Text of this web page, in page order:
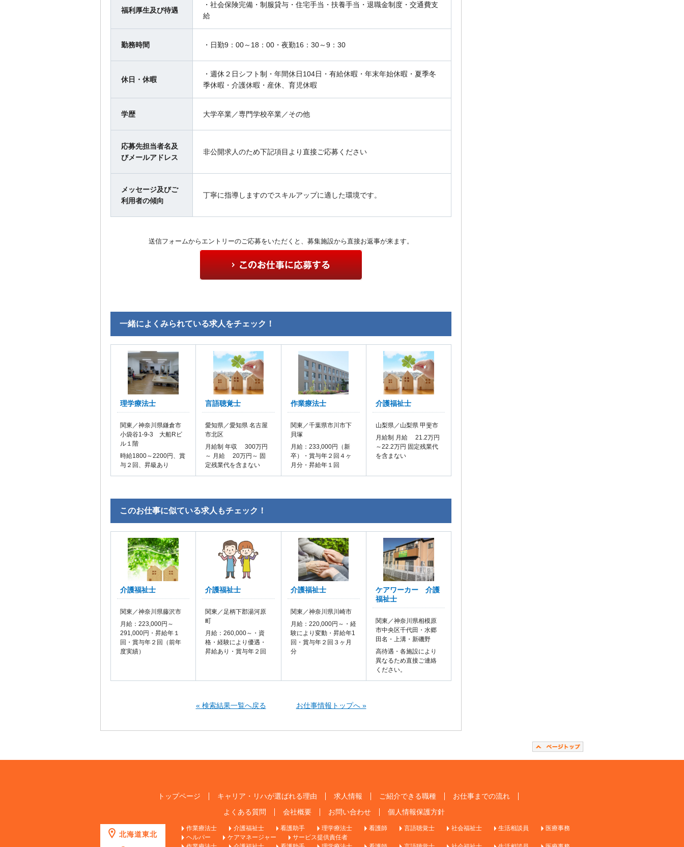
福利厚生及び待遇
・社会保険完備・制服貸与・住宅手当・扶養手当・退職金制度・交通費支
給
勤務時間 ・日勤9：00～18：00・夜勤16：30～9：30
休日・休暇
・週休２日シフト制・年間休日104日・有給休暇・年末年始休暇・夏季冬
季休暇・介護休暇・産休、育児休暇
学歴 大学卒業／専門学校卒業／その他
応募先担当者名及
びメールアドレス
非公開求人のため下記項目より直接ご応募ください
メッセージ及びご
利用者の傾向
丁寧に指導しますのでスキルアップに適した環境です。
送信フォームからエントリーのご応募をいただくと、募集施設から直接お返事が来ます。
一緒によくみられている求人をチェック！
理学療法士
関東／神奈川県鎌倉市
小袋谷1-9-3 大船Rビ
ル１階
時給1800～2200円、賞
与２回、昇級あり
言語聴覚士
愛知県／愛知県 名古屋
市北区
月給制 年収 300万円
～ 月給 20万円～ 固
定残業代を含まない
作業療法士
関東／千葉県市川市下
貝塚
月給：233,000円（新
卒）・賞与年２回４ヶ
月分・昇給年１回
介護福祉士
山梨県／山梨県 甲斐市
月給制 月給 21.2万円
～22.2万円 固定残業代
を含まない
このお仕事に似ている求人もチェック！
介護福祉士
関東／神奈川県藤沢市
月給：223,000円～
291,000円・昇給年１
回・賞与年２回（前年
度実績）
介護福祉士
関東／足柄下郡湯河原
町
月給：260,000～・資
格・経験により優遇・
昇給あり・賞与年２回
介護福祉士
関東／神奈川県川崎市
月給：220,000円～・経
験により変動・昇給年1
回・賞与年２回３ヶ月
分
ケアワーカー 介護
福祉士
関東／神奈川県相模原
市中央区千代田・水郷
田名・上溝・新磯野
高待遇・各施設により
異なるため直接ご連絡
ください。
« 検索結果一覧へ戻る お仕事情報トップへ »
トップページ キャリア・リハが選ばれる理由 求人情報 ご紹介できる職種
お仕事までの流れ
よくある質問
会社概要 お問い合わせ 個人情報保護方針
北海道東北
作業療法士 介護福祉士 看護助手 理学療法士 看護師 言語聴覚士 社会福祉士 生活相談員
医療事務
ヘルパー
ケアマネージャー
サービス提供責任者